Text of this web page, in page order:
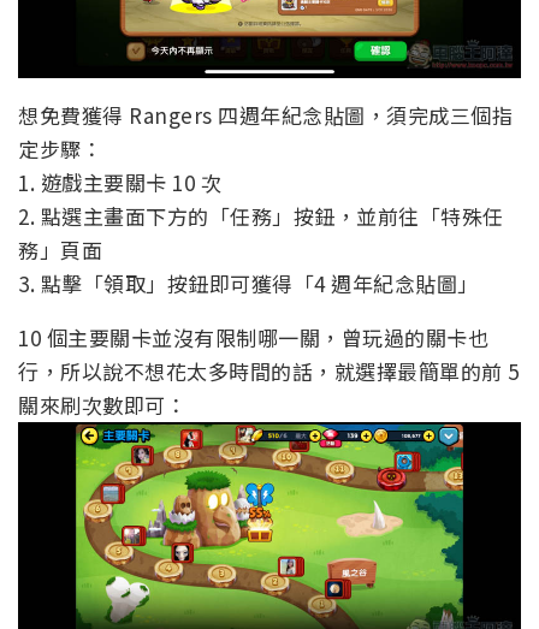
想免費獲得 Rangers 四週年紀念貼圖，須完成三個指
定步驟：
1. 遊戲主要關卡 10 次
2. 點選主畫面下方的「任務」按鈕，並前往「特殊任
務」頁面
3. 點擊「領取」按鈕即可獲得「4 週年紀念貼圖」
10 個主要關卡並沒有限制哪一關，曾玩過的關卡也
行，所以說不想花太多時間的話，就選擇最簡單的前 5
關來刷次數即可：